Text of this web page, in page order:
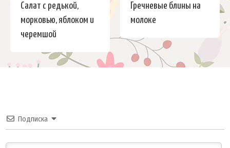
Салат с редькой,
морковью, яблоком и
черемшой
Гречневые блины на
молоке
Подписка